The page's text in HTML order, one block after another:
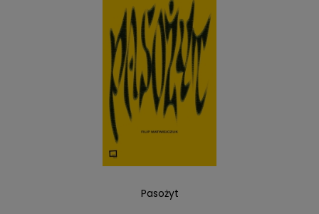
Pasożyt